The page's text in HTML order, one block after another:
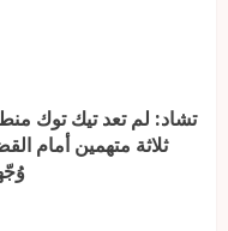
تشاد: لم تعد تيك توك
ثلاثة متهمين أمام